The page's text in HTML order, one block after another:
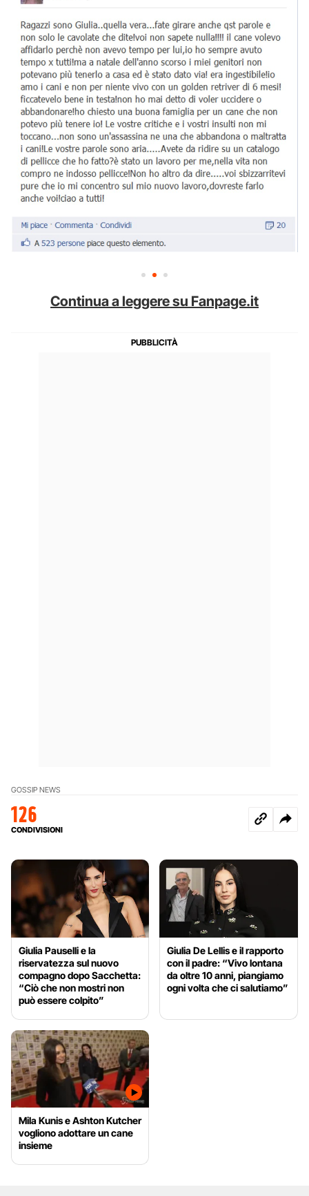
Continua a leggere su Fanpage.it
GOSSIP NEWS
126
CONDIVISIONI
Giulia Pauselli e la
riservatezza sul nuovo
compagno dopo Sacchetta:
“Ciò che non mostri non
può essere colpito”
Giulia De Lellis e il rapporto
con il padre: “Vivo lontana
da oltre 10 anni, piangiamo
ogni volta che ci salutiamo”
Mila Kunis e Ashton Kutcher
vogliono adottare un cane
insieme